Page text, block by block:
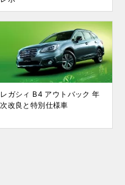
レガシィ B4 アウトバック 年
次改良と特別仕様車